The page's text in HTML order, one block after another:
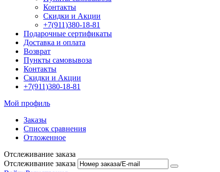
Контакты
Скидки и Акции
+7(911)380-18-81
Подарочные сертификаты
Доставка и оплата
Возврат
Пункты самовывоза
Контакты
Скидки и Акции
+7(911)380-18-81
Мой профиль
Заказы
Список сравнения
Отложенное
Отслеживание заказа
Отслеживание заказа